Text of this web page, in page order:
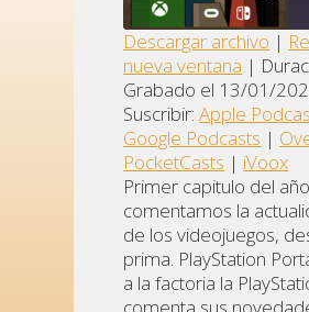
Apple
Podcasts
Overcast
FEED RSS
COMPARTIR
ENLACE
INCRUSTAR
Descargar archivo |
nueva ventana |
Grabado el 13/01/
Suscribir:Apple
Google Podcasts |
PocketCasts | iVoox
Primer capitulo del
comentamos la
de los videojuegos,
prima. PlayStation
a la factoria la